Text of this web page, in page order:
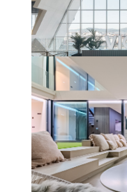
ESTACIÓN